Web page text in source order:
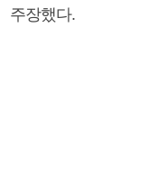
주장했다.